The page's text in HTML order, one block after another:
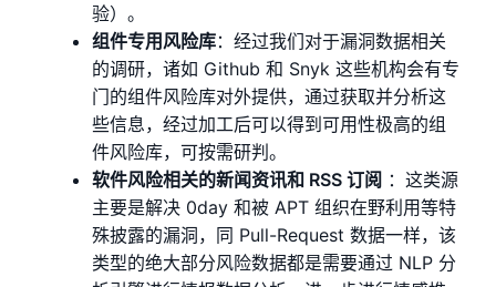
验）。
组件专用⻛险库：经过我们对于漏洞数据相关
的调研，诸如 Github 和 Snyk 这些机构会有专
⻔的组件⻛险库对外提供，通过获取并分析这
些信息，经过加工后可以得到可用性极高的组
件⻛险库，可按需研判。
软件风险相关的新闻资讯和 RSS 订阅 ：这类源
主要是解决 0day 和被 APT 组织在野利用等特
殊披露的漏洞，同 Pull-Request 数据一样，该
类型的绝大部分⻛险数据都是需要通过 NLP 分